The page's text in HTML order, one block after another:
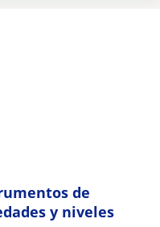
de
y niveles